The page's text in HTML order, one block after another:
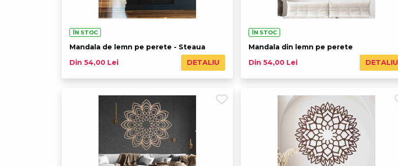
ÎN STOC
Mandala de lemn pe perete - Steaua
Din 54,00 Lei
DETALIU
ÎN STOC
Mandala din lemn pe perete
Din 54,00 Lei
DETALIU